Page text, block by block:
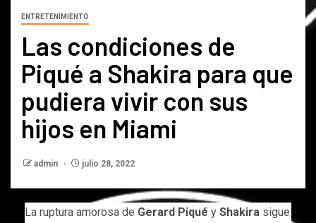
ENTRETENIMIENTO
Las condiciones de
Piqué a Shakira para que
pudiera vivir con sus
hijos en Miami
admin julio 28, 2022
La ruptura amorosa de Gerard Piqué y Shakira sigue